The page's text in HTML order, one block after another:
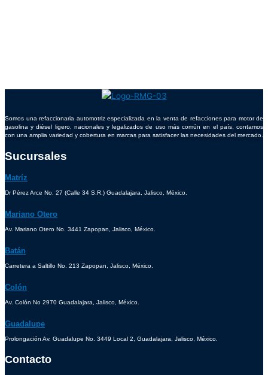
Somos una refaccionaria automotriz especializada en la venta de refacciones para motor de
gasolina y diésel ligero, nacionales y legalizados de uso más común en el país, contamos
con una amplia variedad y cobertura en marcas para satisfacer las necesidades del mercado.
Sucursales
Matríz
Dr Pérez Arce No. 27 (Calle 34 S.R.) Guadalajara, Jalisco, México.
Mariano Otero
Av. Mariano Otero No. 3441 Zapopan, Jalisco, México.
Batán
Carretera a Saltillo No. 213 Zapopan, Jalisco, México.
Colón
Av. Colón No 2970 Guadalajara, Jalisco, México.
Guadalupe
Prolongación Av. Guadalupe No. 3449 Local 2, Guadalajara, Jalisco, México.
Contacto